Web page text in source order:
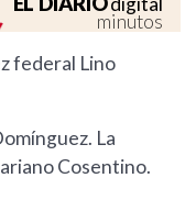
minutos
federal Lino
La
Cosentino.